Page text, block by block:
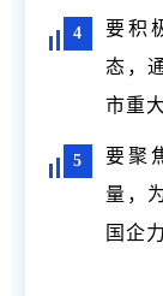
4
要积
态，
市重
5
要聚
量，
国企